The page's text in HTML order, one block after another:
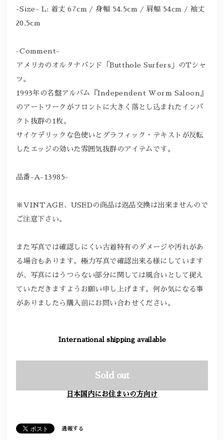
-Size- L: 着丈 67cm / 身幅 54.5cm / 肩幅 54cm / 袖丈
20.5cm
-Comment-
アメリカのオルタナバンド「Butthole Surfers」のTシャ
ツ。
1993年の名盤アルバム『Independent Worm Saloon』
のアートワークがフロントに大きく落とし込まれたインパ
クト抜群の1枚。
サイケデリックな色使いとグラフィック・テキストが反転
したエッジの効いた雰囲気抜群のアイテムです。
品番-A-13985-
※VINTAGE、USEDの商品は返品交換は出来ませんので
ご注意下さい。
また写真では確認しにくい古着特有のダメージや汚れがあ
る場合もあります。極力写真で確認出来る様にしています
が、写真にはうつらない部分に関しては風合いとして捉え
ていただきますようお願い申し上げます。何か気になる事
がありましたら購入前にお問い合わせください。
International shipping available
Sold out
日本国内にお住まいの方向け
通報する